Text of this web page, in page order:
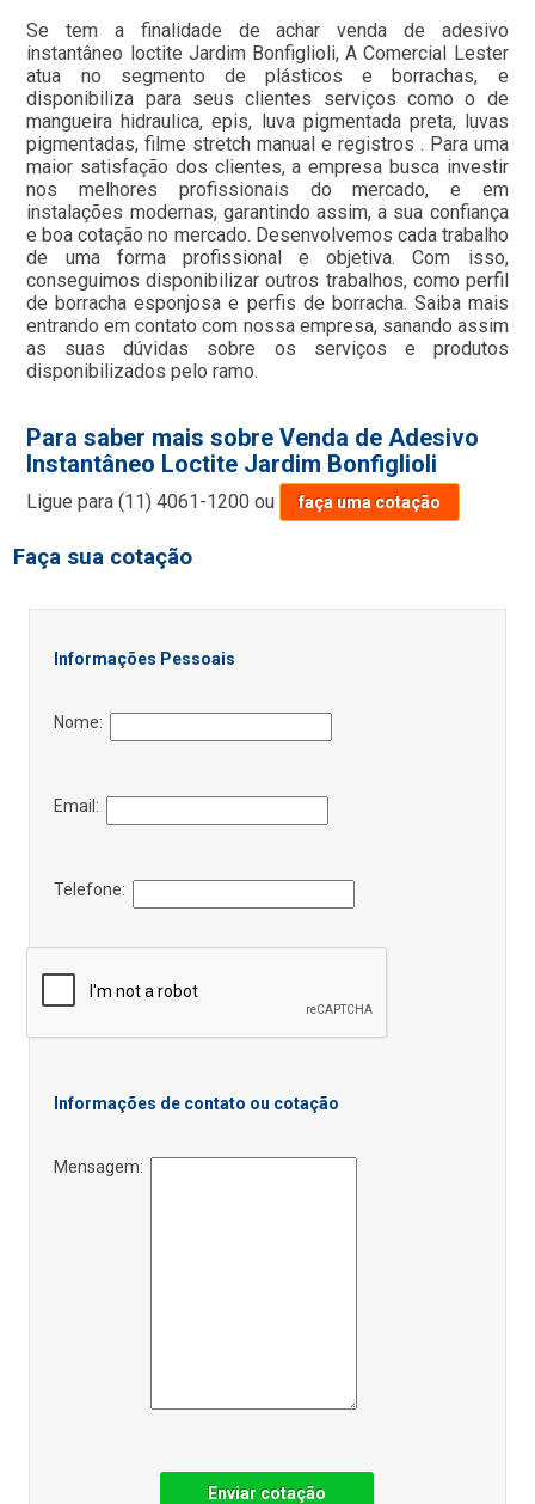
Se tem a finalidade de achar venda de adesivo
instantâneo loctite Jardim Bonfiglioli, A Comercial Lester
atua no segmento de plásticos e borrachas, e
disponibiliza para seus clientes serviços como o de
mangueira hidraulica, epis, luva pigmentada preta, luvas
pigmentadas, filme stretch manual e registros . Para uma
maior satisfação dos clientes, a empresa busca investir
nos melhores profissionais do mercado, e em
instalações modernas, garantindo assim, a sua confiança
e boa cotação no mercado. Desenvolvemos cada trabalho
de uma forma profissional e objetiva. Com isso,
conseguimos disponibilizar outros trabalhos, como perfil
de borracha esponjosa e perfis de borracha. Saiba mais
entrando em contato com nossa empresa, sanando assim
as suas dúvidas sobre os serviços e produtos
disponibilizados pelo ramo.
Para saber mais sobre Venda de Adesivo
Instantâneo Loctite Jardim Bonfiglioli
Ligue para(11) 4061-1200 ou faça uma cotação
Faça sua cotação
Informações Pessoais
Nome:
Email:
Telefone:
Informações de contato ou cotação
Mensagem:
Enviar cotação